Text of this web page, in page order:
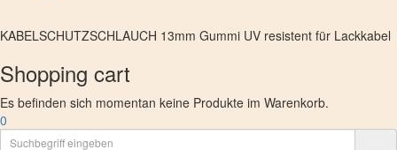
KABELSCHUTZSCHLAUCH 13mm Gummi UV resistent für Lackkabel
Shopping cart
Es befinden sich momentan keine Produkte im Warenkorb.
0